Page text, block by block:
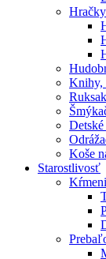
Knihy,
Koše
Starostlivosť